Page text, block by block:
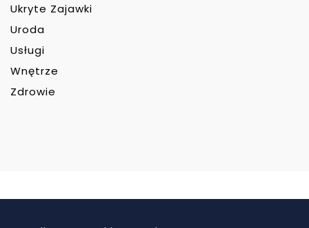
Ukryte Zajawki
Uroda
Usługi
Wnętrze
Zdrowie